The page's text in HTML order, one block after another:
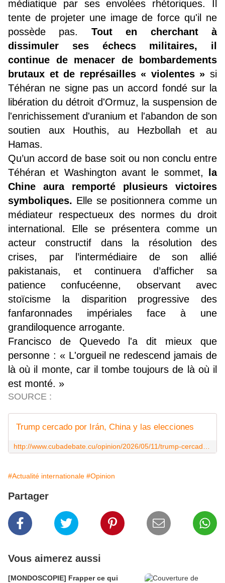
médiatique par ses envolées rhétoriques. Il
tente de projeter une image de force qu'il ne
possède pas. Tout en cherchant à
dissimuler ses échecs militaires, il
continue de menacer de bombardements
brutaux et de représailles « violentes » si
Téhéran ne signe pas un accord fondé sur la
libération du détroit d'Ormuz, la suspension de
l'enrichissement d'uranium et l'abandon de son
soutien aux Houthis, au Hezbollah et au
Hamas.
Qu’un accord de base soit ou non conclu entre
Téhéran et Washington avant le sommet,
la
Chine aura remporté plusieurs victoires
symboliques. Elle se positionnera comme un
médiateur respectueux des normes du droit
international. Elle se présentera comme un
acteur constructif dans la résolution des
crises, par l’intermédiaire de son allié
pakistanais, et continuera d’afficher sa
patience confucéenne, observant avec
stoïcisme la disparition progressive des
fanfaronnades impériales face à une
grandiloquence arrogante.
Francisco de Quevedo l'a dit mieux que
personne : « L'orgueil ne redescend jamais de
là où il monte, car il tombe toujours de là où il
est monté. »
SOURCE :
Trump cercado por Irán, China y las elecciones
#Actualité internationale #Opinion
Partager
Vous aimerez aussi
[MONDOSCOPIE] Frapper ce qui